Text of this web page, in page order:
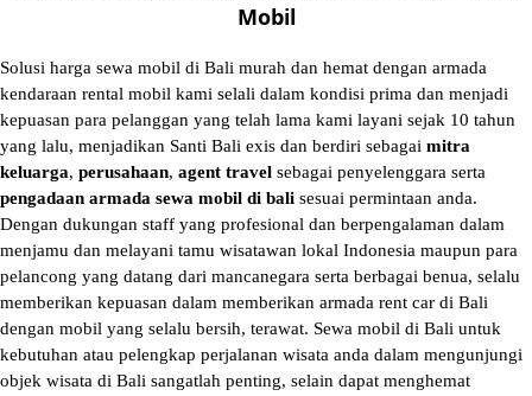
Mobil
Solusi harga sewa mobil di Bali murah dan hemat dengan armada
kendaraan rental mobil kami selali dalam kondisi prima dan menjadi
kepuasan para pelanggan yang telah lama kami layani sejak 10 tahun
yang lalu, menjadikan Santi Bali exis dan berdiri sebagai mitra
keluarga, perusahaan, agent travel sebagai penyelenggara serta
pengadaan armada sewa mobil di bali sesuai permintaan anda.
Dengan dukungan staff yang profesional dan berpengalaman dalam
menjamu dan melayani tamu wisatawan lokal Indonesia maupun para
pelancong yang datang dari mancanegara serta berbagai benua, selalu
memberikan kepuasan dalam memberikan armada rent car di Bali
dengan mobil yang selalu bersih, terawat. Sewa mobil di Bali untuk
kebutuhan atau pelengkap perjalanan wisata anda dalam mengunjungi
objek wisata di Bali sangatlah penting, selain dapat menghemat